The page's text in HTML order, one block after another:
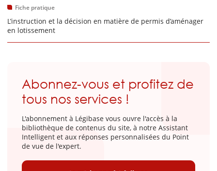
Fiche pratique
L’instruction et la décision en matière de permis d’aménager
en lotissement
Abonnez-vous et profitez de
tous nos services !
L'abonnement à Légibase vous ouvre l'accès à la
bibliothèque de contenus du site, à notre Assistant
Intelligent et aux réponses personnalisées du Point
de vue de l'expert.